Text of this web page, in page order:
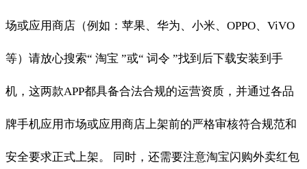
场或应用商店（例如：苹果、华为、小米、OPPO、ViVO
等）请放心搜索“ 淘宝 ”或“ 词令 ”找到后下载安装到手
机，这两款APP都具备合法合规的运营资质，并通过各品
牌手机应用市场或应用商店上架前的严格审核符合规范和
安全要求正式上架。 同时，还需要注意淘宝闪购外卖红包